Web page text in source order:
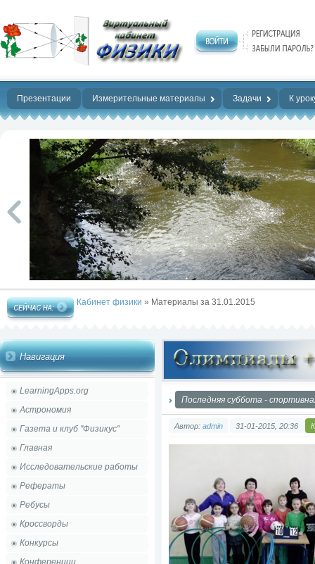
Нет предела
совершенству!
Презентации Измерительные материалы Задачи К
Кабинет физики » Материалы за 31.01.2015
Навигация
LearningApps.org
Астрономия
Газета и клуб "Физикус"
Главная
Исследовательские работы
Рефераты
Ребусы
Кроссворды
Конкурсы
Конференции
Последняя суббота -
Автор: admin 31-01-2015, 20:36